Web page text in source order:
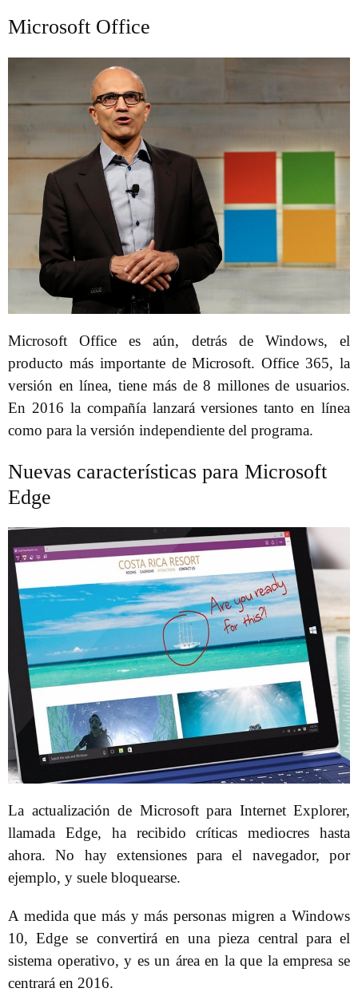
Microsoft Office
Microsoft Office es aún, detrás de Windows, el
producto más importante de Microsoft. Office 365, la
versión en línea, tiene más de 8 millones de usuarios.
En 2016 la compañía lanzará versiones tanto en línea
como para la versión independiente del programa.
Nuevas características para Microsoft
Edge
La actualización de Microsoft para Internet Explorer,
llamada Edge, ha recibido críticas mediocres hasta
ahora. No hay extensiones para el navegador, por
ejemplo, y suele bloquearse.
A medida que más y más personas migren a Windows
10, Edge se convertirá en una pieza central para el
sistema operativo, y es un área en la que la empresa se
centrará en 2016.